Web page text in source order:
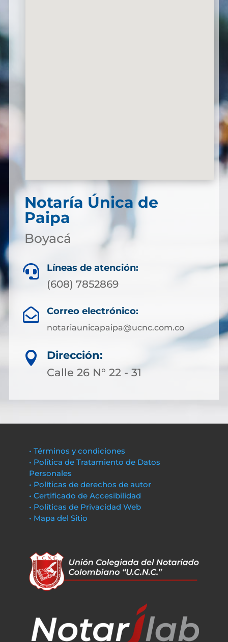
Notaría Única de
Paipa
Boyacá
 Líneas de atención:
(608) 7852869
 Correo electrónico:
notariaunicapaipa@ucnc.com.co

Dirección:
Calle 26 N° 22 - 31
• Términos y condiciones
• Política de Tratamiento de Datos
Personales
• Políticas de derechos de autor
• Certificado de Accesibilidad
• Políticas de Privacidad Web
• Mapa del Sitio